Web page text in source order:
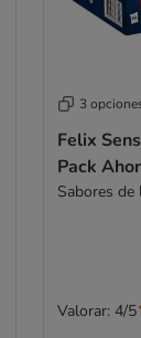
3
Felix
Pack
Sabores de
Valorar: 4/5